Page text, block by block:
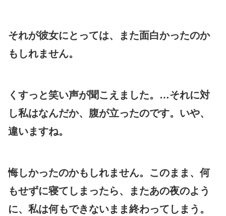
それが彼女にとっては、また面白かったのか
もしれません。
くすっと笑い声が聞こえました。…それに対
し私はなんだか、腹が立ったのです。いや、
違いますね。
悔しかったのかもしれません。このまま、何
もせずに寝てしまったら、またあの夜のよう
に、私は何もできないまま終わってしまう。